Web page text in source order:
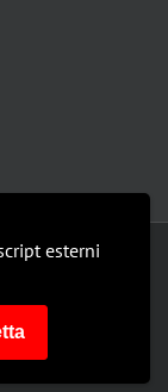
esterni
|privacy policy
InstagramInstagram